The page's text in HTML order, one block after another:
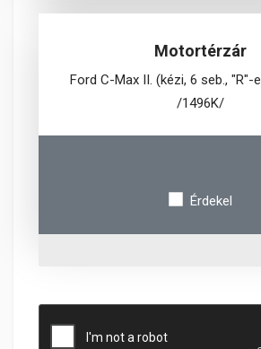
Motortérzár
Ford C-Max II. (kézi, 6 seb., "R"-
/1496K/
Érdekel